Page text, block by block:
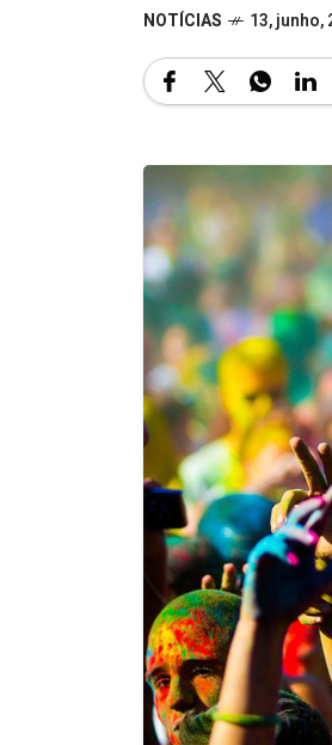
NOTÍCIAS 13, junho,